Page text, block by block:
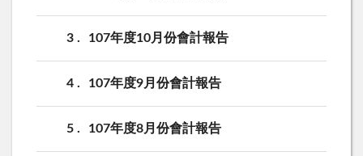
3 107年度10月份會計報告
4 107年度9月份會計報告
5 107年度8月份會計報告